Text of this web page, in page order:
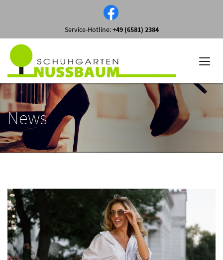
Service-Hotline:+49 (6581) 2384
News